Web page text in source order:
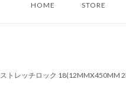
HOME STORE
ストレッチロック 18(12MMX450MM